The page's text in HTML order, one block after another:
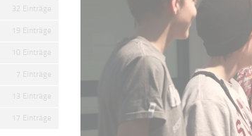
32 Einträge
19 Einträge
10 Einträge
7 Einträge
13 Einträge
17 Einträge